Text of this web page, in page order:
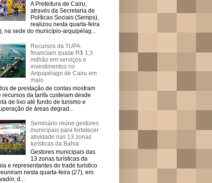
A Prefeitura de Cairu,
através da Secretaria de
Políticas Sociais (Semps),
realizou nesta quarta-feira
na sede do município-arquipélag...
Recursos da TUPA
financiam quase R$ 1,3
milhão em serviços e
investimentos no
Arquipélago de Cairu em
maio
de prestação de contas mostram
recursos da tarifa custeiam desde
de lixo até fundo de turismo e
de áreas degrad...
Seminário reúne gestores
municipais para fortalecer
atividade nas 13 zonas
turísticas da Bahia
Gestores municipais das
13 zonas turísticas da
e representantes do trade turístico
nesta quarta-feira (27), em
d...